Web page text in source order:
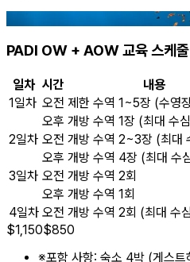
PADI OW + AOW 교육 스케줄
일차 시간
내용
1일차 오전 제한 수역 1~5장 (수영
오후 개방 수역 1장 (최대 수
2일차 오전 개방 수역 2~3장 (최대
오후 개방 수역 4장 (최대 수
3일차 오전 개방 수역 2회
오후 개방 수역 1회
4일차 오전 개방 수역 2회 (최대 수
$1,150$850
※포함 사항: 숙소 4박 (게스